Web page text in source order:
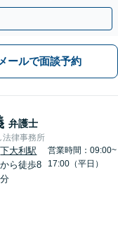
】
メールで面談予約
弁護士
法律事務所
下大利駅
から徒歩8
分
営業時間：09:00~
17:00（平日）